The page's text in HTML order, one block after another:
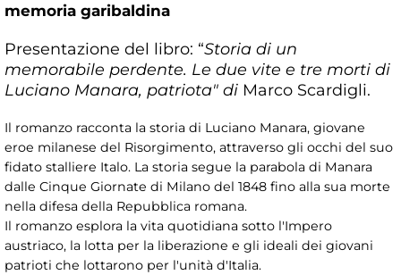
memoria garibaldina
Presentazione del libro: “Storia di un
memorabile perdente. Le due vite e tre morti di
Luciano Manara, patriota" di Marco Scardigli.
Il romanzo racconta la storia di Luciano Manara, giovane
eroe milanese del Risorgimento, attraverso gli occhi del suo
fidato stalliere Italo. La storia segue la parabola di Manara
dalle Cinque Giornate di Milano del 1848 fino alla sua morte
nella difesa della Repubblica romana.
Il romanzo esplora la vita quotidiana sotto l'Impero
austriaco, la lotta per la liberazione e gli ideali dei giovani
patrioti che lottarono per l'unità d'Italia.